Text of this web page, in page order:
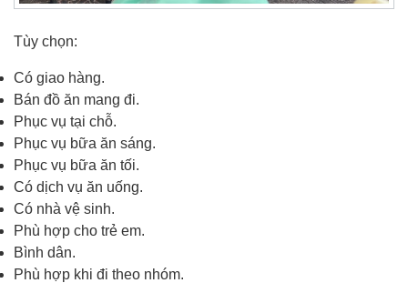
Tùy chọn:
Có giao hàng.
Bán đồ ăn mang đi.
Phục vụ tại chỗ.
Phục vụ bữa ăn sáng.
Phục vụ bữa ăn tối.
Có dịch vụ ăn uống.
Có nhà vệ sinh.
Phù hợp cho trẻ em.
Bình dân.
Phù hợp khi đi theo nhóm.